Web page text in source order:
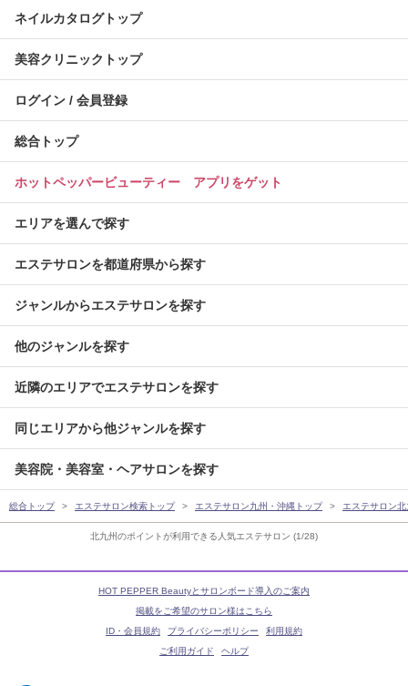
北九州のポイントが利用できる人気エステサロン (1/28)
ネイルカタログトップ
美容クリニックトップ
ログイン / 会員登録
総合トップ
ホットペッパービューティー アプリをゲット
エリアを選んで探す
エステサロンを都道府県から探す
ジャンルからエステサロンを探す
他のジャンルを探す
近隣のエリアでエステサロンを探す
同じエリアから他ジャンルを探す
美容院・美容室・ヘアサロンを探す
総合トップ エステサロン検索トップ エステサロン九州・沖縄トップ エステサロン
HOT PEPPER Beautyとサロンボード導入のご案内
掲載をご希望のサロン様はこちら
ID・会員規約
プライバシーポリシー
利用規約
ご利用ガイド
ヘルプ